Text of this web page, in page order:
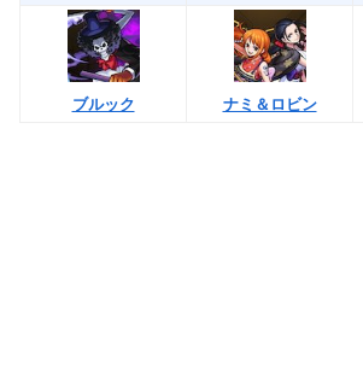
ブルック ナミ＆ロビン